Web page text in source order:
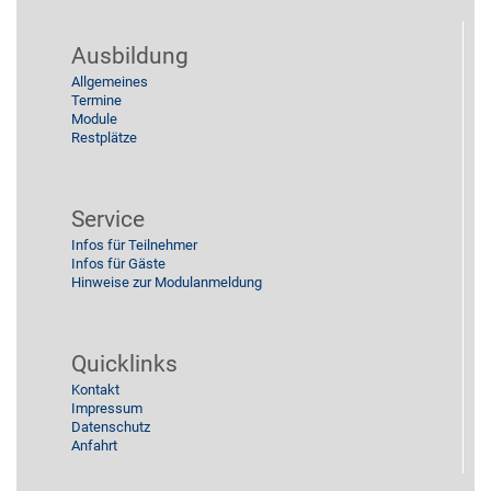
2013
Reinigung
Ausbildung
Allgemeines
Termine
Module
Restplätze
Service
Infos für Teilnehmer
Infos für Gäste
Hinweise zur Modulanmeldung
Quicklinks
Kontakt
Impressum
Datenschutz
Anfahrt